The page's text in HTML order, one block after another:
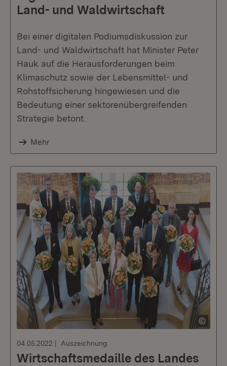
Land- und Waldwirtschaft
Bei einer digitalen Podiumsdiskussion zur
Land- und Waldwirtschaft hat Minister Peter
Hauk auf die Herausforderungen beim
Klimaschutz sowie der Lebensmittel- und
Rohstoffsicherung hingewiesen und die
Bedeutung einer sektorenübergreifenden
Strategie betont.
Mehr
04.05.2022 Auszeichnung
Wirtschaftsmedaille des Landes